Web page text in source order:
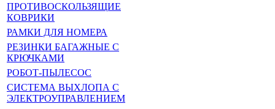
ПРОТИВОСКОЛЬЗЯЩИЕ
КОВРИКИ
РАМКИ ДЛЯ НОМЕРА
РЕЗИНКИ БАГАЖНЫЕ С
КРЮЧКАМИ
РОБОТ-ПЫЛЕСОС
СИСТЕМА ВЫХЛОПА С
ЭЛЕКТРОУПРАВЛЕНИЕМ